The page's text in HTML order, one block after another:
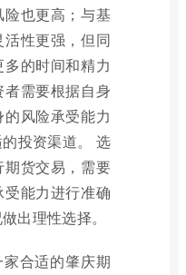
也更高；与基
性更强，但同
的时间和精力
需要根据自身
风险承受能力
投资渠道。 选
货交易，需要
能力进行准确
出理性选择。
合适的肇庆期